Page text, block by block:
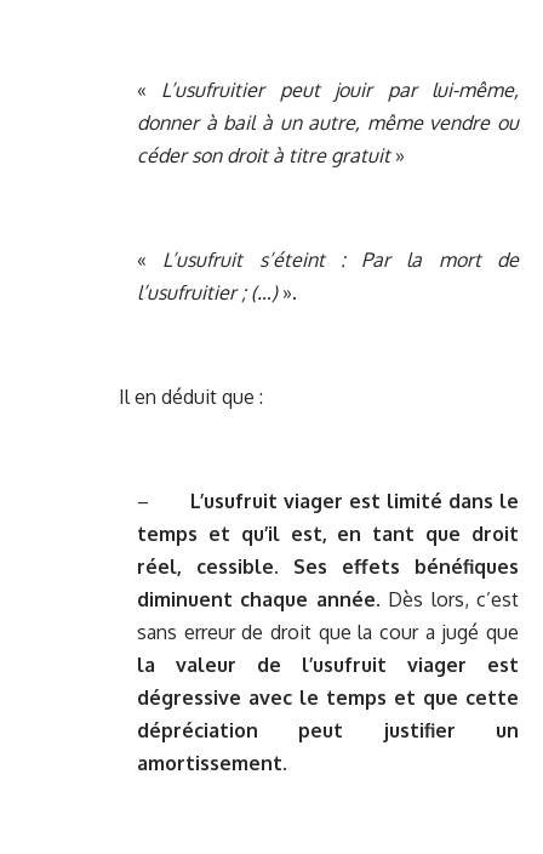
« L’usufruitier peut jouir par lui-même,
donner à bail à un autre, même vendre ou
céder son droit à titre gratuit»
« L’usufruit s’éteint : Par la mort de
l’usufruitier ; (…)».
Il en déduit que :
– L’usufruit viager est limité dans le
temps et qu’il est, en tant que droit
réel, cessible. Ses effets bénéfiques
diminuent chaque année. Dès lors, c’est
sans erreur de droit que la cour a jugé que
la valeur de l’usufruit viager est
dégressive avec le temps et que cette
dépréciation peut justifier un
amortissement.